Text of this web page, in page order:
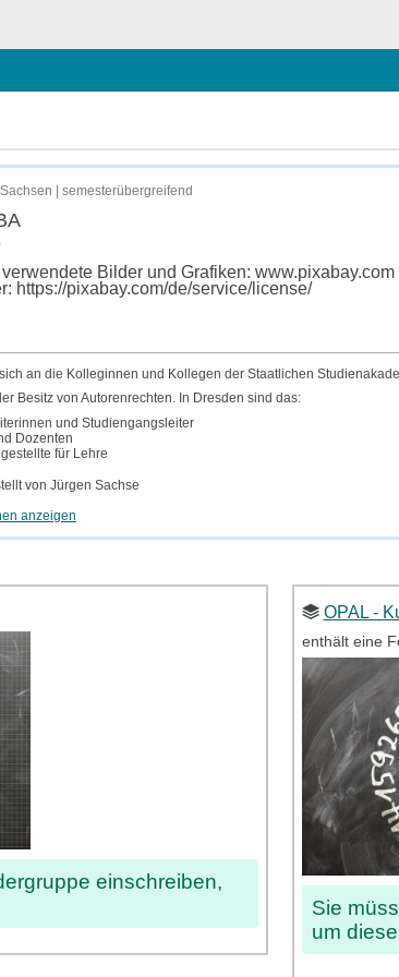
| semesterübergreifend
Bilder und Grafiken: www.pixabay.com
https://pixabay.com/de/service/license/
an die Kolleginnen und Kollegen der Staatlichen
Besitz von Autorenrechten. In Dresden sind das:
und Studiengangsleiter
Dozenten
für Lehre
von Jürgen Sachse
anzeigen
einschreiben,
OPAL -
enthält eine
Sie
um